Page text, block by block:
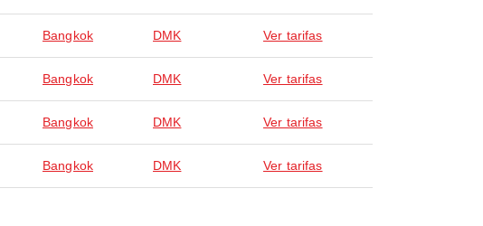
Bangkok DMK Ver tarifas
Bangkok DMK Ver tarifas
Bangkok DMK Ver tarifas
Bangkok DMK Ver tarifas